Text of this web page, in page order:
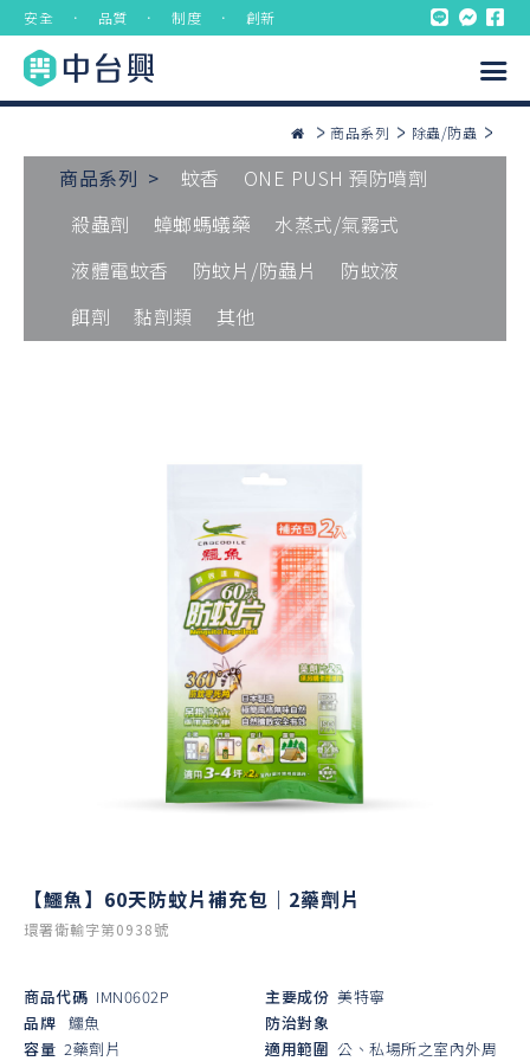
安全 ． 品質 ． 制度 ． 創新
商品系列 除蟲/防蟲
商品系列 > 蚊香
ONE PUSH 預防噴劑
殺蟲劑
蟑螂螞蟻藥
水蒸式/氣霧式
液體電蚊香
防蚊片/防蟲片
防蚊液
餌劑
黏劑類 其他
【鱷魚】60天防蚊片補充包｜2藥劑片
環署衛輸字第0938號
商品代碼 IMN0602P
品牌 鱷魚
容量 2藥劑片
主要成份 美特寧
防治對象
適用範圍 公、私場所之室內外周